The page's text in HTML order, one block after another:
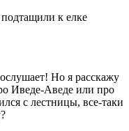
к елке
Но я расскажу
Иведе-Аведе или про
с лестницы, все-таки